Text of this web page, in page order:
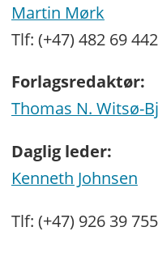
Martin Mørk
Tlf: (+47) 482 69 442
Forlagsredaktør:
Thomas N. Witsø-
Daglig leder:
Kenneth Johnsen
Tlf: (+47) 926 39 755